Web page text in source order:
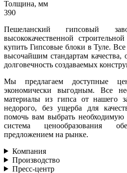
Толщина, мм
390
Пешеланский гипсовый
высококачественной
купить Гипсовые блоки в Туле.
высочайшим стандартам качества,
долговечность создаваемых
Мы предлагаем доступные
экономически выгодным. Все
материалы из гипса от нашего
недорого, без ущерба для
помочь вам выбрать необходимую
система ценообразования
предложением на рынке.
Компания
Производство
Пресс-центр